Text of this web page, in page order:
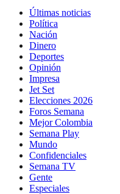
Últimas noticias
Política
Nación
Dinero
Deportes
Opinión
Impresa
Jet Set
Elecciones 2026
Foros Semana
Mejor Colombia
Semana Play
Mundo
Confidenciales
Semana TV
Gente
Especiales